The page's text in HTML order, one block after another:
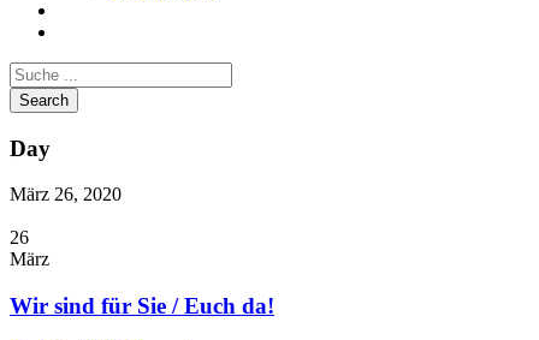
Day
März 26, 2020
26
März
Wir sind für Sie / Euch da!